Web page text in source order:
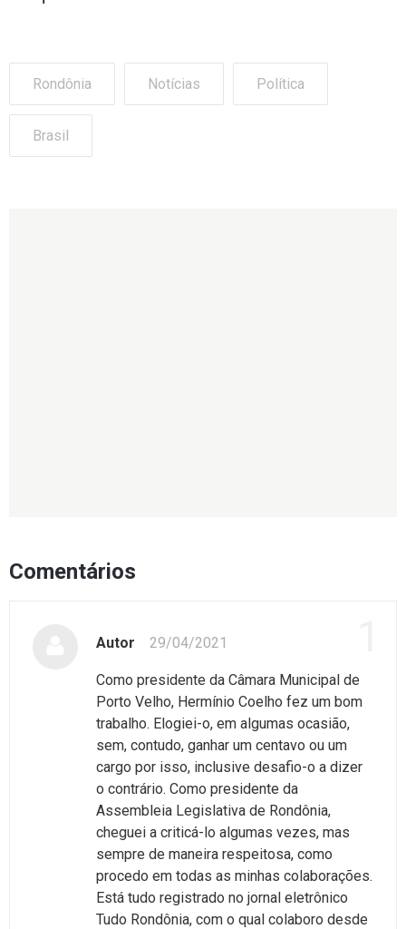
Rondônia Notícias Política
Brasil
Comentários
Autor 29/04/2021
Como presidente da Câmara Municipal de
Porto Velho, Hermínio Coelho fez um bom
trabalho. Elogiei-o, em algumas ocasião,
sem, contudo, ganhar um centavo ou um
cargo por isso, inclusive desafio-o a dizer
o contrário. Como presidente da
Assembleia Legislativa de Rondônia,
cheguei a criticá-lo algumas vezes, mas
sempre de maneira respeitosa, como
procedo em todas as minhas colaborações.
Está tudo registrado no jornal eletrônico
Tudo Rondônia, com o qual colaboro desde